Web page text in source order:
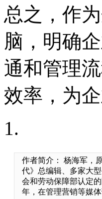
总之，作
脑，明确
通和管理
效率，为
作者简介： 杨海军，
代》总编辑、多家大
会和劳动保障部认定
年，在管理营销等媒